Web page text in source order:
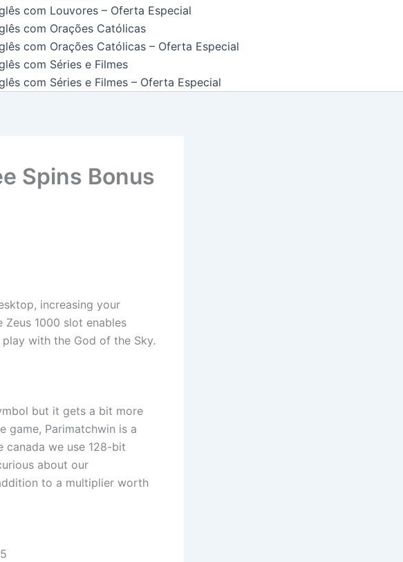
com Louvores – Oferta Especial
com Orações Católicas
com Orações Católicas – Oferta Especial
com Séries e Filmes
com Séries e Filmes – Oferta Especial
Spins Bonus
increasing your
1000 slot enables
with the God of the Sky.
but it gets a bit more
game, Parimatchwin is a
canada we use 128-bit
about our
to a multiplier worth